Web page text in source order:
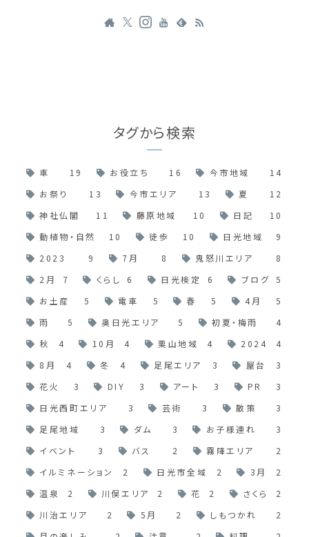
タグから検索
車 19 お役立ち 16 今市地域
14
お祭り
13 今市エリア 13 夏
12
神社仏閣
11 藤原地域 10 日記
10
動植物・自然
10 徒歩 10 日光地域
9
2023
9 7月 8 鬼怒川エリア
8
2月
7 くらし 6 日光検定 6 ブログ
5
お土産
5 電車 5 春 5 4月
5
雨
5 奥日光エリア 5 初夏・梅雨
4
秋
4 10月 4 栗山地域 4 2024
4
8月
4 冬 4 足尾エリア 3 屋台
3
花火
3 DIY 3 アート 3 PR
3
日光西町エリア
3 芸術 3 散策
3
足尾地域
3 ダム 3 お子様連れ
3
イベント
3 バス 2 霧降エリア
2
イルミネーション
2 日光市全域 2 3月
2
温泉
2 川俣エリア 2 花 2 さくら
2
川治エリア
2 5月 2 しもつかれ
2